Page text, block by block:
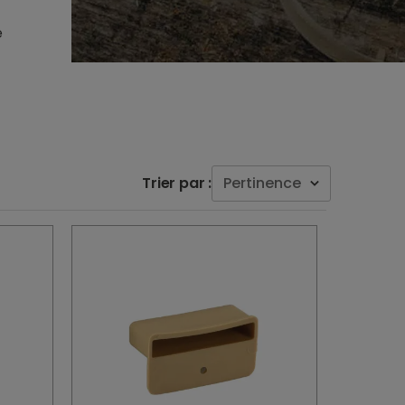
Trier par : Pertinence